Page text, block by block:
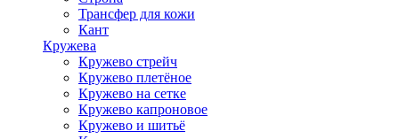
Трансфер для кожи
Кант
Кружева
Кружево стрейч
Кружево плетёное
Кружево на сетке
Кружево капроновое
Кружево и шитьё